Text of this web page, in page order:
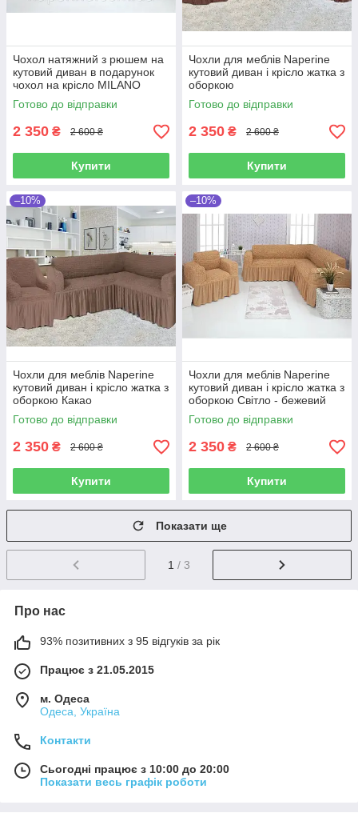
Чохол натяжний з рюшем на
кутовий диван в подарунок
чохол на крісло MILANO
бежевий
Готово до відправки
2 350 ₴ 2 600 ₴
Купити
Чохли для меблів Naperine
кутовий диван і крісло жатка з
оборкою
Готово до відправки
2 350 ₴ 2 600 ₴
Купити
–10%
Чохли для меблів Naperine
кутовий диван і крісло жатка з
оборкою Какао
Готово до відправки
2 350 ₴ 2 600 ₴
Купити
–10%
Чохли для меблів Naperine
кутовий диван і крісло жатка з
оборкою Світло - бежевий
Готово до відправки
2 350 ₴ 2 600 ₴
Купити
Показати ще
1 / 3
Про нас
93% позитивних з 95 відгуків за рік
Працює з 21.05.2015
м. Одеса
Одеса, Україна
Контакти
Сьогодні працює з 10:00 до 20:00
Показати весь графік роботи